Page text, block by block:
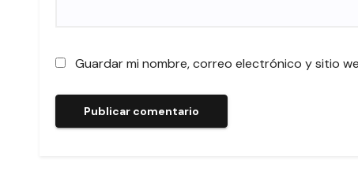
Guardar mi nombre, correo electrónico y sitio